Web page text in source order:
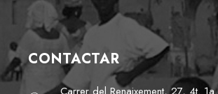
CONTACTAR